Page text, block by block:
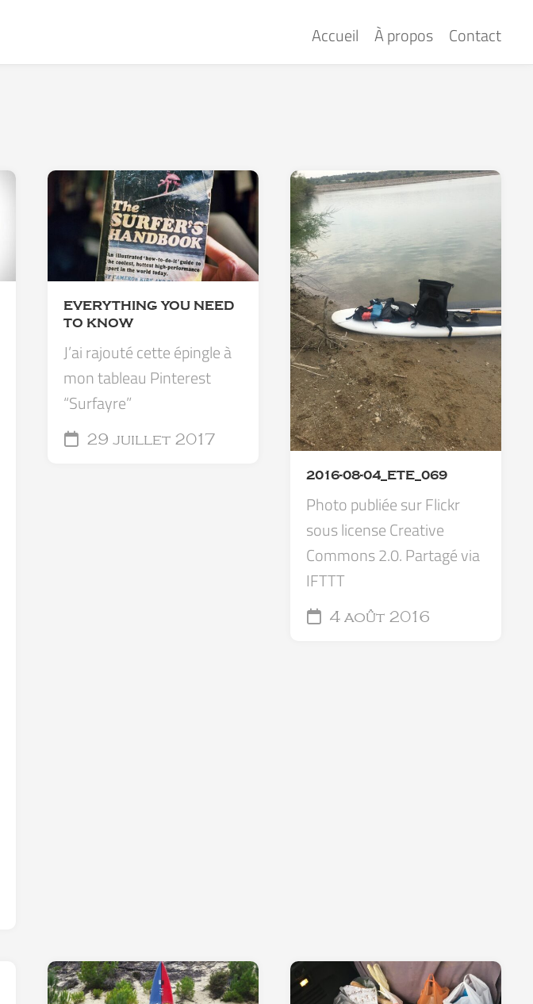
Accueil À propos Contact
EVERYTHING YOU NEED
TO KNOW
J’ai rajouté cette épingle à
mon tableau Pinterest
“Surfayre”
29 juillet 2017
2016-08-04_ETE_069
Photo publiée sur Flickr
sous license Creative
Commons 2.0. Partagé via
IFTTT
4 août 2016